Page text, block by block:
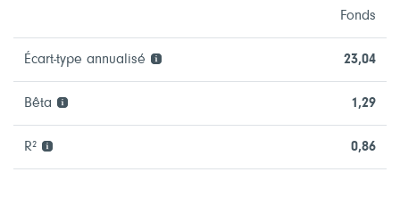
Fonds
Écart-type annualisé 23,04
Bêta 1,29
R² 0,86